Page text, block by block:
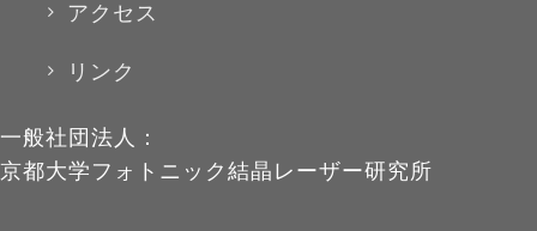
アクセス
リンク
一般社団法人：
京都大学フォトニック結晶レーザー研究所